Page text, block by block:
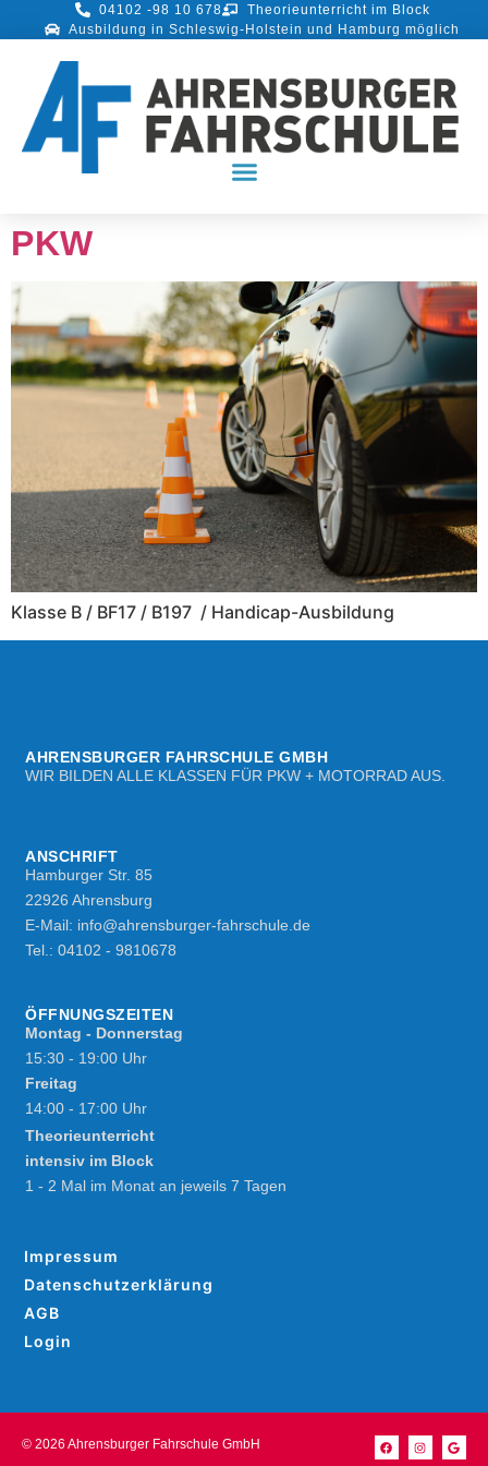
04102 -98 10 678
Theorieunterricht im Block
Ausbildung in Schleswig-Holstein und Hamburg möglich
PKW
Klasse B / BF17 / B197 / Handicap-Ausbildung
AHRENSBURGER FAHRSCHULE GMBH
WIR BILDEN ALLE KLASSEN FÜR PKW + MOTORRAD AUS.
ANSCHRIFT
Hamburger Str. 85​
22926 Ahrensburg
E-Mail: info@ahrensburger-fahrschule.de
Tel.: 04102 - 9810678
ÖFFNUNGSZEITEN
Montag - Donnerstag
15:30 - 19:00 Uhr
Freitag
14:00 - 17:00 Uhr
Theorieunterricht
intensiv im Block
1 - 2 Mal im Monat an jeweils 7 Tagen
Impressum
Datenschutzerklärung
AGB
Login
© 2026 Ahrensburger Fahrschule GmbH